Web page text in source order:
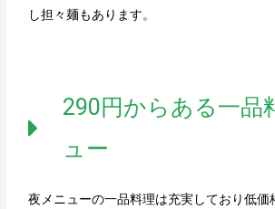
し担々麺もあります。
290円からある一品
ュー
夜メニューの一品料理は充実しており低価